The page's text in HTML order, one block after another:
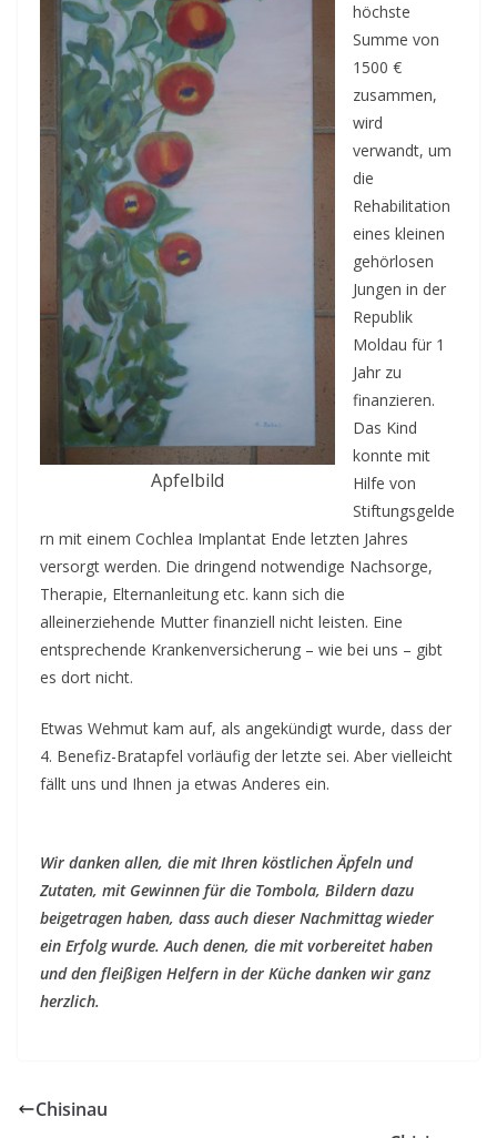
Apfelbild
höchste
Summe von
1500 €
zusammen,
wird
verwandt, um
die
Rehabilitation
eines kleinen
gehörlosen
Jungen in der
Republik
Moldau für 1
Jahr zu
finanzieren.
Das Kind
konnte mit
Hilfe von
Stiftungsgelde
rn mit einem Cochlea Implantat Ende letzten Jahres
versorgt werden. Die dringend notwendige Nachsorge,
Therapie, Elternanleitung etc. kann sich die
alleinerziehende Mutter finanziell nicht leisten. Eine
entsprechende Krankenversicherung – wie bei uns – gibt
es dort nicht.
Etwas Wehmut kam auf, als angekündigt wurde, dass der
4. Benefiz-Bratapfel vorläufig der letzte sei. Aber vielleicht
fällt uns und Ihnen ja etwas Anderes ein.
Wir danken allen, die mit Ihren köstlichen Äpfeln und
Zutaten, mit Gewinnen für die Tombola, Bildern dazu
beigetragen haben, dass auch dieser Nachmittag wieder
ein Erfolg wurde. Auch denen, die mit vorbereitet haben
und den fleißigen Helfern in der Küche danken wir ganz
herzlich.
Chisinau